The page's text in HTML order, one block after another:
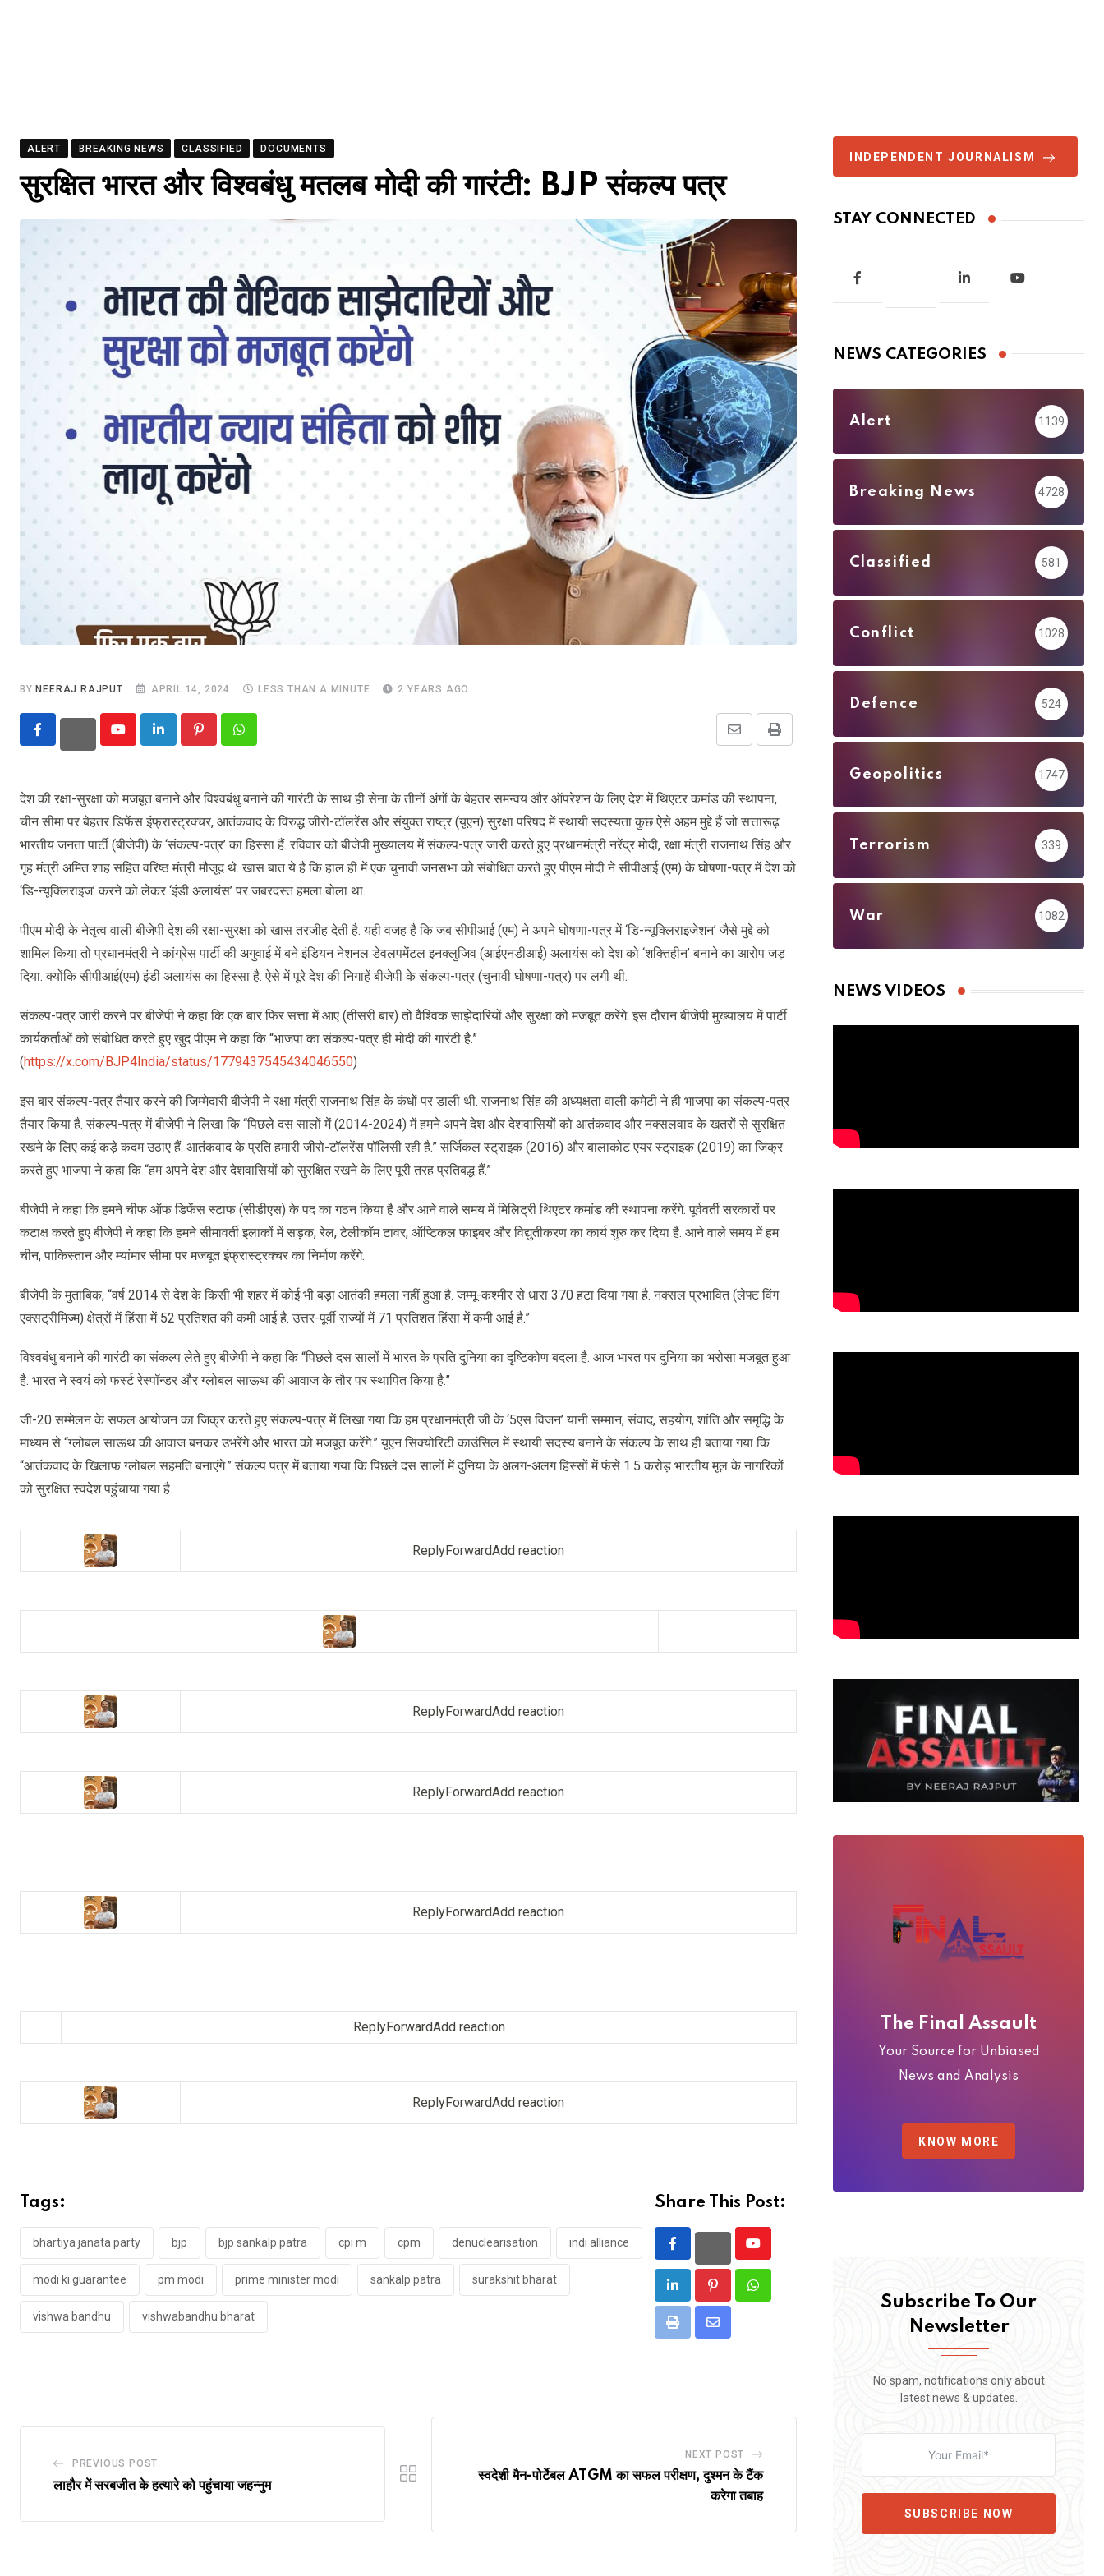
ALERT BREAKING NEWS CLASSIFIED DOCUMENTS
सुरक्षित भारत और विश्वबंधु मतलब मोदी की गारंटी: BJP संकल्प पत्र
BYNEERAJ RAJPUT APRIL 14, 2024 LESS THAN A MINUTE 2 YEARS AGO
YoutubeLinkedIn PinterestWhatsapp Print
Share
देश की रक्षा-सुरक्षा को मजबूत बनाने और विश्वबंधु बनाने की गारंटी के साथ ही सेना के तीनों अंगों के बेहतर समन्वय और ऑपरेशन के लिए देश में थिएटर कमांड की स्थापना,
चीन सीमा पर बेहतर डिफेंस इंफ्रास्ट्रक्चर, आतंकवाद के विरुद्ध जीरो-टॉलरेंस और संयुक्त राष्ट्र (यूएन) सुरक्षा परिषद में स्थायी सदस्यता कुछ ऐसे अहम मुद्दे हैं जो सत्तारूढ़
भारतीय जनता पार्टी (बीजेपी) के ‘संकल्प-पत्र’ का हिस्सा हैं. रविवार को बीजेपी मुख्यालय में संकल्प-पत्र जारी करते हुए प्रधानमंत्री नरेंद्र मोदी, रक्षा मंत्री राजनाथ सिंह और
गृह मंत्री अमित शाह सहित वरिष्ठ मंत्री मौजूद थे. खास बात ये है कि हाल ही में एक चुनावी जनसभा को संबोधित करते हुए पीएम मोदी ने सीपीआई (एम) के घोषणा-पत्र में देश को
‘डि-न्यूक्लिराइज’ करने को लेकर ‘इंडी अलायंस’ पर जबरदस्त हमला बोला था.
पीएम मोदी के नेतृत्व वाली बीजेपी देश की रक्षा-सुरक्षा को खास तरजीह देती है. यही वजह है कि जब सीपीआई (एम) ने अपने घोषणा-पत्र में ‘डि-न्यूक्लिराइजेशन’ जैसे मुद्दे को
शामिल किया तो प्रधानमंत्री ने कांग्रेस पार्टी की अगुवाई में बने इंडियन नेशनल डेवलपमेंटल इनक्लुजिव (आईएनडीआई) अलायंस को देश को ‘शक्तिहीन’ बनाने का आरोप जड़
दिया. क्योंकि सीपीआई(एम) इंडी अलायंस का हिस्सा है. ऐसे में पूरे देश की निगाहें बीजेपी के संकल्प-पत्र (चुनावी घोषणा-पत्र) पर लगी थी.
संकल्प-पत्र जारी करने पर बीजेपी ने कहा कि एक बार फिर सत्ता में आए (तीसरी बार) तो वैश्विक साझेदारियों और सुरक्षा को मजबूत करेंगे. इस दौरान बीजेपी मुख्यालय में पार्टी
कार्यकर्ताओं को संबोधित करते हुए खुद पीएम ने कहा कि “भाजपा का संकल्प-पत्र ही मोदी की गारंटी है.”
(https://x.com/BJP4India/status/1779437545434046550)
इस बार संकल्प-पत्र तैयार करने की जिम्मेदारी बीजेपी ने रक्षा मंत्री राजनाथ सिंह के कंधों पर डाली थी. राजनाथ सिंह की अध्यक्षता वाली कमेटी ने ही भाजपा का संकल्प-पत्र
तैयार किया है. संकल्प-पत्र में बीजेपी ने लिखा कि “पिछले दस सालों में (2014-2024) में हमने अपने देश और देशवासियों को आतंकवाद और नक्सलवाद के खतरों से सुरक्षित
रखने के लिए कई कड़े कदम उठाए हैं. आतंकवाद के प्रति हमारी जीरो-टॉलरेंस पॉलिसी रही है.” सर्जिकल स्ट्राइक (2016) और बालाकोट एयर स्ट्राइक (2019) का जिक्र
करते हुए भाजपा ने कहा कि “हम अपने देश और देशवासियों को सुरक्षित रखने के लिए पूरी तरह प्रतिबद्ध हैं.”
बीजेपी ने कहा कि हमने चीफ ऑफ डिफेंस स्टाफ (सीडीएस) के पद का गठन किया है और आने वाले समय में मिलिट्री थिएटर कमांड की स्थापना करेंगे. पूर्ववर्ती सरकारों पर
कटाक्ष करते हुए बीजेपी ने कहा कि हमने सीमावर्ती इलाकों में सड़क, रेल, टेलीकॉम टावर, ऑप्टिकल फाइबर और विद्युतीकरण का कार्य शुरु कर दिया है. आने वाले समय में हम
चीन, पाकिस्तान और म्यांमार सीमा पर मजबूत इंफ्रास्ट्रक्चर का निर्माण करेंगे.
बीजेपी के मुताबिक, “वर्ष 2014 से देश के किसी भी शहर में कोई भी बड़ा आतंकी हमला नहीं हुआ है. जम्मू-कश्मीर से धारा 370 हटा दिया गया है. नक्सल प्रभावित (लेफ्ट विंग
एक्सट्रीमिज्म) क्षेत्रों में हिंसा में 52 प्रतिशत की कमी आई है. उत्तर-पूर्वी राज्यों में 71 प्रतिशत हिंसा में कमी आई है.”
विश्वबंधु बनाने की गारंटी का संकल्प लेते हुए बीजेपी ने कहा कि “पिछले दस सालों में भारत के प्रति दुनिया का दृष्टिकोण बदला है. आज भारत पर दुनिया का भरोसा मजबूत हुआ
है. भारत ने स्वयं को फर्स्ट रेस्पॉन्डर और ग्लोबल साऊथ की आवाज के तौर पर स्थापित किया है.”
जी-20 सम्मेलन के सफल आयोजन का जिक्र करते हुए संकल्प-पत्र में लिखा गया कि हम प्रधानमंत्री जी के ‘5एस विजन’ यानी सम्मान, संवाद, सहयोग, शांति और समृद्धि के
माध्यम से “ग्लोबल साऊथ की आवाज बनकर उभरेंगे और भारत को मजबूत करेंगे.” यूएन सिक्योरिटी काउंसिल में स्थायी सदस्य बनाने के संकल्प के साथ ही बताया गया कि
“आतंकवाद के खिलाफ ग्लोबल सहमति बनाएंगे.” संकल्प पत्र में बताया गया कि पिछले दस सालों में दुनिया के अलग-अलग हिस्सों में फंसे 1.5 करोड़ भारतीय मूल के नागरिकों
को सुरक्षित स्वदेश पहुंचाया गया है.
ReplyForwardAdd reaction
ReplyForwardAdd reaction
ReplyForwardAdd reaction
ReplyForwardAdd reaction
ReplyForwardAdd reaction
ReplyForwardAdd reaction
Tags:
bhartiya janata party bjp bjp sankalp patra cpi m cpm denuclearisation indi alliance
modi ki guarantee pm modi prime minister modi sankalp patra surakshit bharat
vishwa bandhu vishwabandhu bharat
Share This Post:
Youtube
LinkedIn PinterestWhatsapp
Print
Share
PREVIOUS POST
लाहौर में सरबजीत के हत्यारे को पहुंचाया जहन्नुम
NEXT POST
स्वदेशी मैन-पोर्टेबल ATGM का सफल परीक्षण, दुश्मन के टैंक
करेगा तबाह
INDEPENDENT JOURNALISM
STAY CONNECTED
NEWS CATEGORIES
Alert 1139
Breaking News 4728
Classified 581
Conflict 1028
Defence 524
Geopolitics 1747
Terrorism 339
War 1082
NEWS VIDEOS
The Final Assault
Your Source for Unbiased
News and Analysis
KNOW MORE
Subscribe To Our
Newsletter
No spam, notifications only about
latest news & updates.
SUBSCRIBE NOW